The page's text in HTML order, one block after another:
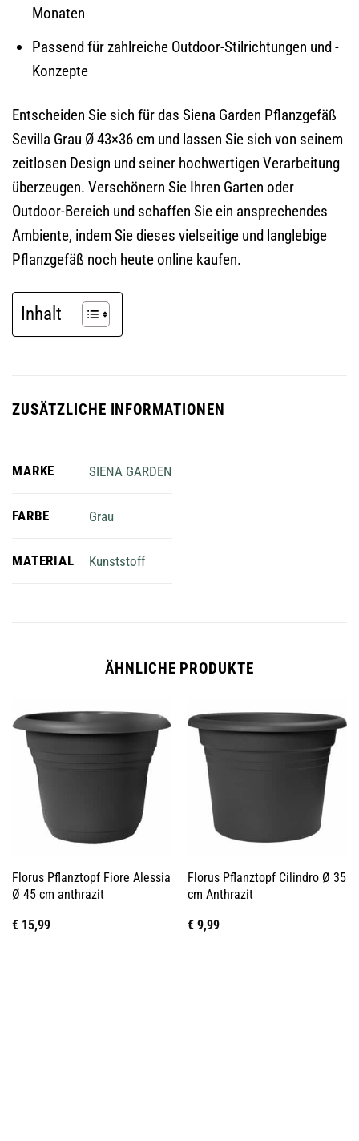
Monaten
Passend für zahlreiche Outdoor-Stilrichtungen und -
Konzepte
Entscheiden Sie sich für das Siena Garden Pflanzgefäß
Sevilla Grau Ø 43×36 cm und lassen Sie sich von seinem
zeitlosen Design und seiner hochwertigen Verarbeitung
überzeugen. Verschönern Sie Ihren Garten oder
Outdoor-Bereich und schaffen Sie ein ansprechendes
Ambiente, indem Sie dieses vielseitige und langlebige
Pflanzgefäß noch heute online kaufen.
Inhalt
ZUSÄTZLICHE INFORMATIONEN
MARKE SIENA GARDEN
FARBE Grau
MATERIAL Kunststoff
ÄHNLICHE PRODUKTE
Florus Pflanztopf Fiore Alessia
Ø 45 cm anthrazit
€15,99
Florus Pflanztopf Cilindro Ø 35
cm Anthrazit
€9,99